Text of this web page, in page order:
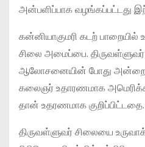
அன்பளிப்பாக வழங்கப்பட்டது
கன்னியாகுமரி கடற்
சிலை அமைப்பை. திருவள்ளுவர்
ஆலோசனையின் போது
கலைஞர் உதாரணமாக
தான் உதரணமாக குறிப்பிட்டதை.
திருவள்ளுவர் சிலையை